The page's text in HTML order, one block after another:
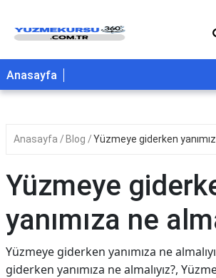
Anasayfa
Anasayfa Blog Yüzmeye giderken
Yüzmeye
yanımıza ne
Yüzmeye giderken yanımıza ne
giderken yanımıza ne almalıyız?,